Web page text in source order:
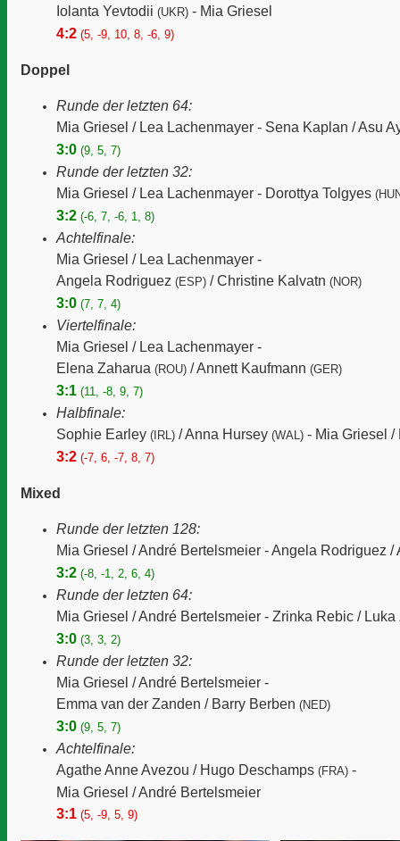
Iolanta Yevtodii (UKR) - Mia Griesel
4:2 (5, -9, 10, 8, -6, 9)
Doppel
Runde der letzten 64:
Mia Griesel / Lea Lachenmayer - Sena Kaplan / Asu
3:0 (9, 5, 7)
Runde der letzten 32:
Mia Griesel / Lea Lachenmayer - Dorottya Tolgyes
3:2 (-6, 7, -6, 1, 8)
Achtelfinale:
Mia Griesel / Lea Lachenmayer -
Angela Rodriguez (ESP) / Christine Kalvatn (NOR)
3:0 (7, 7, 4)
Viertelfinale:
Mia Griesel / Lea Lachenmayer -
Elena Zaharua (ROU) / Annett Kaufmann (GER)
3:1 (11, -8, 9, 7)
Halbfinale:
Sophie Earley (IRL) / Anna Hursey (WAL) - Mia Griesel
3:2 (-7, 6, -7, 8, 7)
Mixed
Runde der letzten 128:
Mia Griesel / André Bertelsmeier -Angela Rodriguez /
3:2 (-8, -1, 2, 6, 4)
Runde der letzten 64:
Mia Griesel / André Bertelsmeier - Zrinka Rebic /
3:0 (3, 3, 2)
Runde der letzten 32:
Mia Griesel / André Bertelsmeier -
Emma van der Zanden / Barry Berben (NED)
3:0 (9, 5, 7)
Achtelfinale:
Agathe Anne Avezou / Hugo Deschamps (FRA) -
Mia Griesel / André Bertelsmeier
3:1 (5, -9, 5, 9)